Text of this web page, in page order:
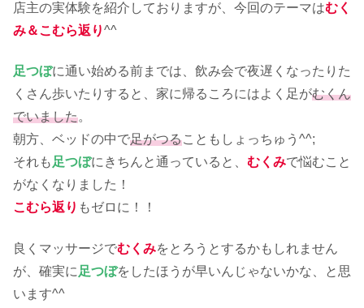
店主の実体験を紹介しておりますが、今回のテーマはむく
み＆こむら返り^^
足つぼに通い始める前までは、飲み会で夜遅くなったりた
くさん歩いたりすると、家に帰るころにはよく足がむくん
でいました。
朝方、ベッドの中で足がつることもしょっちゅう^^;
それも足つぼにきちんと通っていると、 むくみで悩むこと
がなくなりました！
こむら返り もゼロに！！
良くマッサージでむくみをとろうとするかもしれません
が、確実に 足つぼをしたほうが早いんじゃないかな、と思
います^^